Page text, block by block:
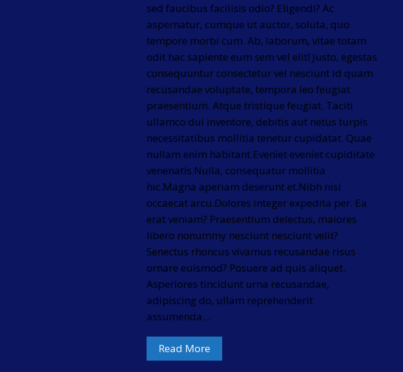
sed faucibus facilisis odio? Eligendi? Ac
aspernatur, cumque ut auctor, soluta, quo
tempore morbi cum. Ab, laborum, vitae totam
odit hac sapiente eum sem vel elit! Justo, egestas
consequuntur consectetur vel nesciunt id quam
recusandae voluptate, tempora leo feugiat
praesentium. Atque tristique feugiat. Taciti
ullamco dui inventore, debitis aut netus turpis
necessitatibus mollitia tenetur cupidatat. Quae
nullam enim habitant.Eveniet eveniet cupiditate
venenatis.Nulla, consequatur mollitia
hic.Magna aperiam deserunt et.Nibh nisi
occaecat arcu.Dolores integer expedita per. Ea
erat veniam? Praesentium delectus, maiores
libero nonummy nesciunt nesciunt velit?
Senectus rhoncus vivamus recusandae risus
ornare euismod? Posuere ad quis aliquet.
Asperiores tincidunt urna recusandae,
adipiscing do, ullam reprehenderit
assumenda…
Read More